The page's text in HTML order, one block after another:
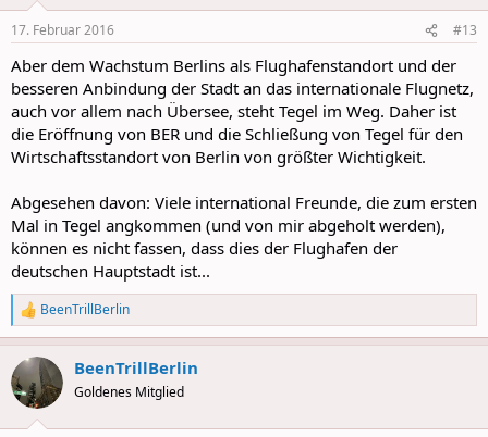
17. Februar 2016 #13
Aber dem Wachstum Berlins als Flughafenstandort und der
besseren Anbindung der Stadt an das internationale Flugnetz,
auch vor allem nach Übersee, steht Tegel im Weg. Daher ist
die Eröffnung von BER und die Schließung von Tegel für den
Wirtschaftsstandort von Berlin von größter Wichtigkeit.
Abgesehen davon: Viele international Freunde, die zum ersten
Mal in Tegel angkommen (und von mir abgeholt werden),
können es nicht fassen, dass dies der Flughafen der
deutschen Hauptstadt ist...
R
e
a
c
t
i
BeenTrillBerlin
BeenTrillBerlin
Goldenes Mitglied